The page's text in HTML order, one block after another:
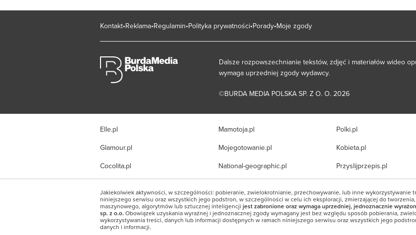
Kontakt Reklama Regulamin Polityka prywatności Porady Moje zgody
Dalsze rozpowszechnianie tekstów, zdjęć i materiałów wideo
wymaga uprzedniej zgody wydawcy.
©BURDA MEDIA POLSKA SP. Z O. O. 2026
Elle.pl
Glamour.pl
Cocolita.pl
Mamotoja.pl
Mojegotowanie.pl
National-geographic.pl
Polki.pl
Kobieta.pl
Przyslijprzepis.pl
Jakiekolwiek aktywności, w szczególności: pobieranie, zwielokrotnianie, przechowywanie, lub inne wykorzystywanie
niniejszego serwisu oraz wszystkich jego podstron, w szczególności w celu ich eksploracji, zmierzającej do
maszynowego, algorytmów lub sztucznej inteligencji jest zabronione oraz wymaga uprzedniej, jednoznacznie
sp. z o.o.Obowiązek uzyskania wyraźnej i jednoznacznej zgody wymagany jest bez względu sposób pobierania,
wykorzystywania treści, danych lub informacji dostępnych w ramach niniejszego serwisu oraz wszystkich jego
danych i informacji.